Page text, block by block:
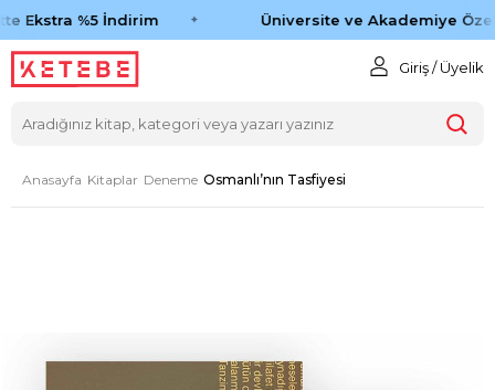
Ekstra %5 İndirim Üniversite ve Akademiye
Giriş / Üyelik
Anasayfa Kitaplar Deneme Osmanlı’nın Tasfiyesi